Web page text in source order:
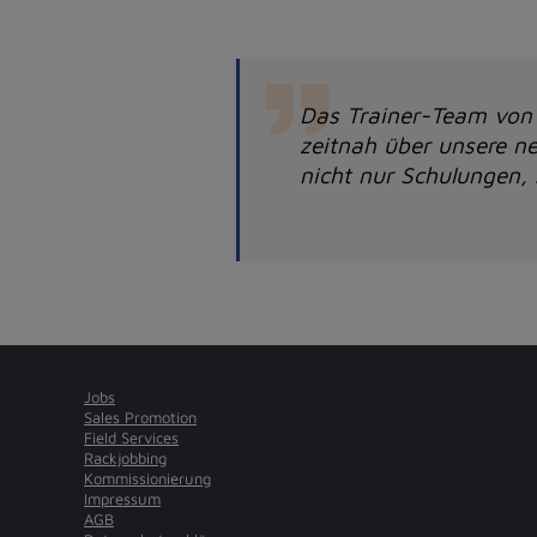
Das Trainer-Team
zeitnah über unsere
nicht nur
Jobs
Sales Promotion
Field Services
Rackjobbing
Kommissionierung
Impressum
AGB